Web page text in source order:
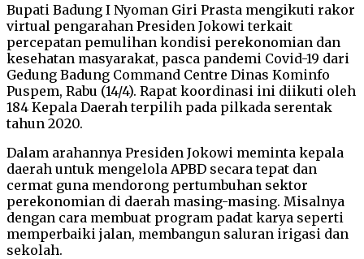
Bupati Badung I Nyoman Giri Prasta mengikuti rakor
virtual pengarahan Presiden Jokowi terkait
percepatan pemulihan kondisi perekonomian dan
kesehatan masyarakat, pasca pandemi Covid-19 dari
Gedung Badung Command Centre Dinas Kominfo
Puspem, Rabu (14/4). Rapat koordinasi ini diikuti oleh
184 Kepala Daerah terpilih pada pilkada serentak
tahun 2020.
Dalam arahannya Presiden Jokowi meminta kepala
daerah untuk mengelola APBD secara tepat dan
cermat guna mendorong pertumbuhan sektor
perekonomian di daerah masing-masing. Misalnya
dengan cara membuat program padat karya seperti
memperbaiki jalan, membangun saluran irigasi dan
sekolah.